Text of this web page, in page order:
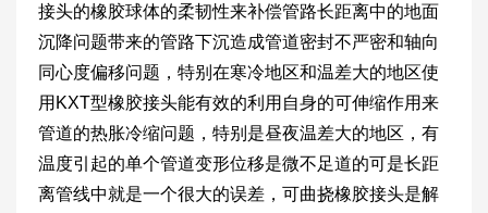
接头的橡胶球体的柔韧性来补偿管路长距离中的地面
沉降问题带来的管路下沉造成管道密封不严密和轴向
同心度偏移问题，特别在寒冷地区和温差大的地区使
用KXT型橡胶接头能有效的利用自身的可伸缩作用来
管道的热胀冷缩问题，特别是昼夜温差大的地区，有
温度引起的单个管道变形位移是微不足道的可是长距
离管线中就是一个很大的误差，可曲挠橡胶接头是解